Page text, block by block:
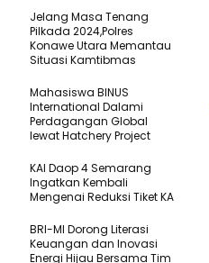
Jelang Masa Tenang
Pilkada 2024,Polres
Konawe Utara Memantau
Situasi Kamtibmas
Mahasiswa BINUS
International Dalami
Perdagangan Global
lewat Hatchery Project
KAI Daop 4 Semarang
Ingatkan Kembali
Mengenai Reduksi Tiket KA
BRI-MI Dorong Literasi
Keuangan dan Inovasi
Energi Hijau Bersama Tim